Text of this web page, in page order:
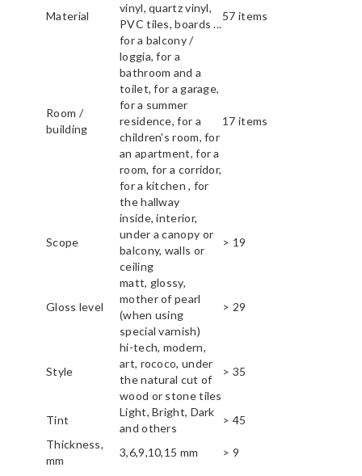
Material
vinyl, quartz vinyl,
PVC tiles, boards ...
57 items
Room /
building
for a balcony /
loggia, for a
bathroom and a
toilet, for a garage,
for a summer
residence, for a
children's room, for
an apartment, for a
room, for a corridor,
for a kitchen , for
the hallway
17 items
Scope
inside, interior,
under a canopy or
balcony, walls or
ceiling
> 19
Gloss level
matt, glossy,
mother of pearl
(when using
special varnish)
> 29
Style
hi-tech, modern,
art, rococo, under
the natural cut of
wood or stone tiles
> 35
Tint
Light, Bright, Dark
and others
> 45
Thickness,
mm
3,6,9,10,15 mm > 9